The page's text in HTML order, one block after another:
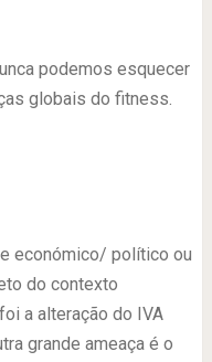
podemos esquecer
globais do fitness.
económico/ político ou
do contexto
a alteração do IVA
grande ameaça é o